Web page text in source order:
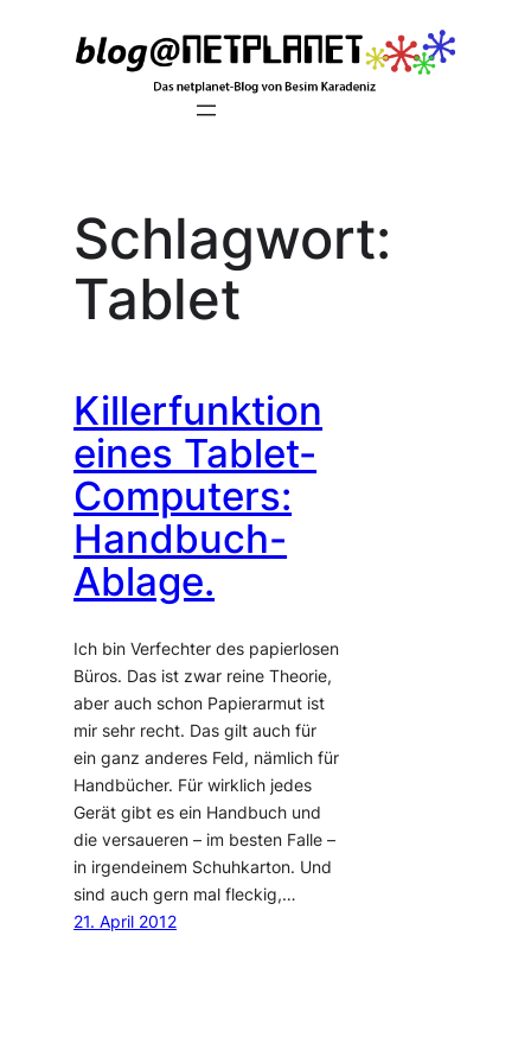
Schlagwort:
Tablet
Killerfunktion
eines Tablet-
Computers:
Handbuch-
Ablage.
Ich bin Verfechter des papierlosen
Büros. Das ist zwar reine Theorie,
aber auch schon Papierarmut ist
mir sehr recht. Das gilt auch für
ein ganz anderes Feld, nämlich für
Handbücher. Für wirklich jedes
Gerät gibt es ein Handbuch und
die versaueren – im besten Falle –
in irgendeinem Schuhkarton. Und
sind auch gern mal fleckig,…
21. April 2012